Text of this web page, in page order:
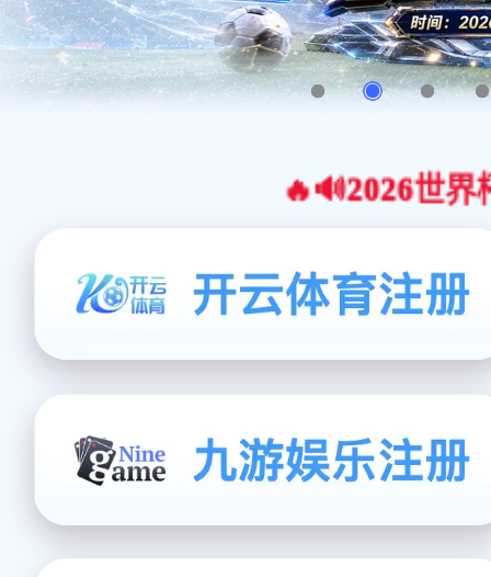
🔥🔊2026世界杯官